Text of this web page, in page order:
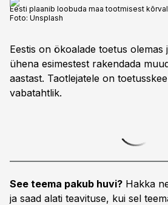
Eesti plaanib loobuda maa tootmisest
Foto: Unsplash
Eestis on ökoalade toetus olemas
ühena esimestest rakendada
aastast. Taotlejatele on
vabatahtlik.
See teema pakub huvi? Hakka
ja saad alati teavituse, kui sel